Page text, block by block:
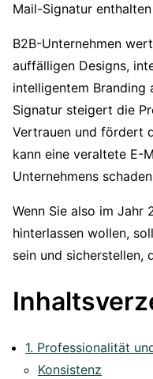
Mail-Signatur
B2B-Unternehmen
auffälligen Designs,
intelligentem Branding
Signatur steigert die
Vertrauen und fördert
kann eine veraltete E-
Unternehmens
Wenn Sie also im Jahr
hinterlassen wollen,
sein und sicherstellen,
1. Professionalität
Konsistenz